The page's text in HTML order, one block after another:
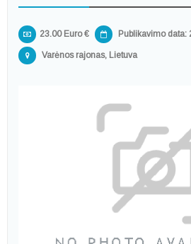
23.00 Euro € Publikavimo data:
Varėnos rajonas, Lietuva